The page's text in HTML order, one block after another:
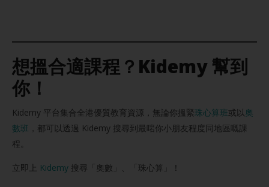
想搵合適課程？Kidemy 幫到
你！
Kidemy 平台集合全港優質教育資源，無論你搵緊珠心算班或以 奧
數班 ，都可以透過 Kidemy 搜尋到最啱你小朋友程度同地區嘅課
程。
立即上 Kidemy 搜尋「奧數」、「珠心算」！